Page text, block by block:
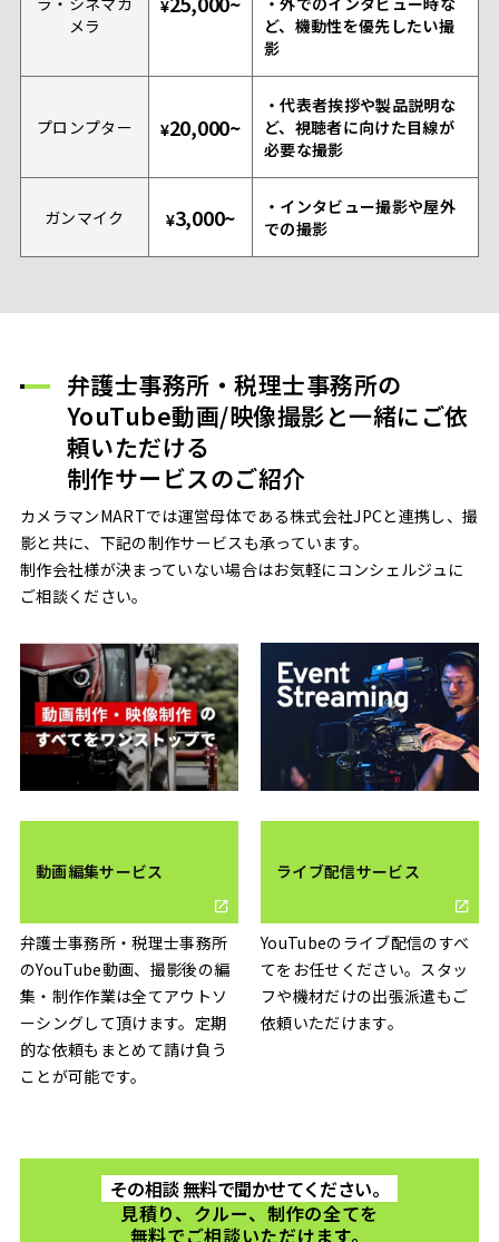
メラ
¥
ど、機動性を優先したい撮
影
プロンプター ¥20,000~
・代表者挨拶や製品説明な
ど、視聴者に向けた目線が
必要な撮影
ガンマイク ¥3,000~
・インタビュー撮影や屋外
での撮影
弁護士事務所・税理士事務所の
YouTube動画/映像撮影と一緒にご依
頼いただける
制作サービスのご紹介
カメラマンMARTでは運営母体である株式会社JPCと連携し、撮
影と共に、下記の制作サービスも承っています。
制作会社様が決まっていない場合はお気軽にコンシェルジュに
ご相談ください。
動画編集サービス
弁護士事務所・税理士事務所
のYouTube動画、撮影後の編
集・制作作業は全てアウトソ
ーシングして頂けます。定期
的な依頼もまとめて請け負う
ことが可能です。
ライブ配信サービス
YouTubeのライブ配信のすべ
てをお任せください。スタッ
フや機材だけの出張派遣もご
依頼いただけます。
その相談 無料で聞かせてください。
見積り、クルー、制作の全てを
無料でご相談いただけます。